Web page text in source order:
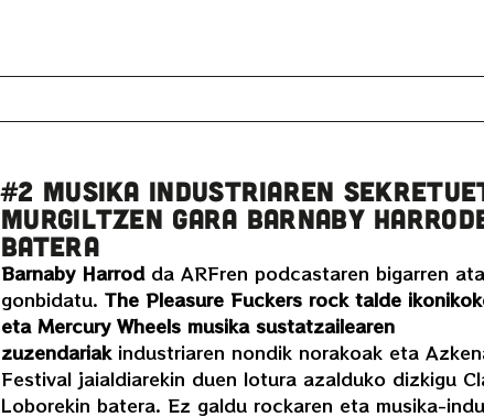
#2 MUSIKA INDUSTRIAREN
MURGILTZEN GARA BARNABY
BATERA
Barnaby Harrodda ARFren podcastaren bigarren
gonbidatu. The Pleasure Fuckers rock talde
eta Mercury Wheels musika sustatzailearen
zuzendariakindustriaren nondik norakoak eta
Festival jaialdiarekin duen lotura azalduko dizkigu
Loborekin batera. Ez galdu rockaren eta musika-